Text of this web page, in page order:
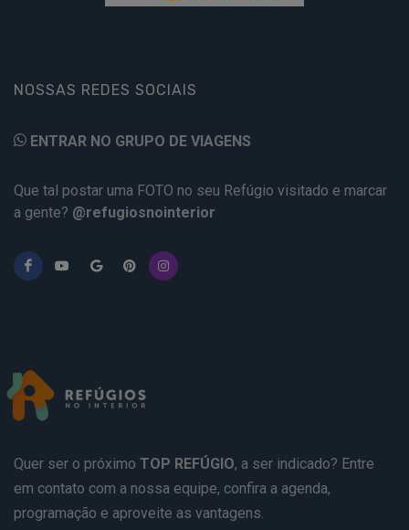
Quer ser o próximo TOP REFÚGIO, a ser indicado? Entre
em contato com a nossa equipe, confira a agenda,
programação e aproveite as vantagens.
NOSSAS REDES SOCIAIS
ENTRAR NO GRUPO DE VIAGENS
Que tal postar uma FOTO no seu Refúgio visitado e marcar
a gente? @refugiosnointerior